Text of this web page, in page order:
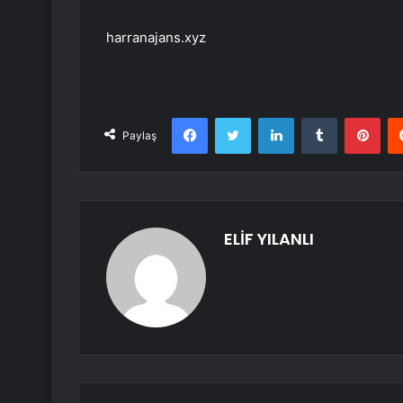
harranajans.xyz
Paylaş
FacebookTwitter LinkedInTumblr
ELİF YILANLI